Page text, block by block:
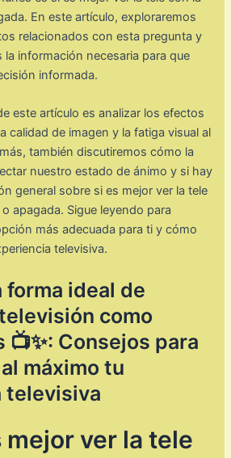
En este artículo, exploraremos
relacionados con esta pregunta y
información necesaria para que
informada.
este artículo es analizar los efectos
calidad de imagen y la fatiga visual al
también discutiremos cómo la
nuestro estado de ánimo y si hay
general sobre si es mejor ver la tele
apagada. Sigue leyendo para
más adecuada para ti y cómo
televisiva.
forma ideal de
como
📺✨: Consejos para
máximo tu
televisiva
mejor ver la tele